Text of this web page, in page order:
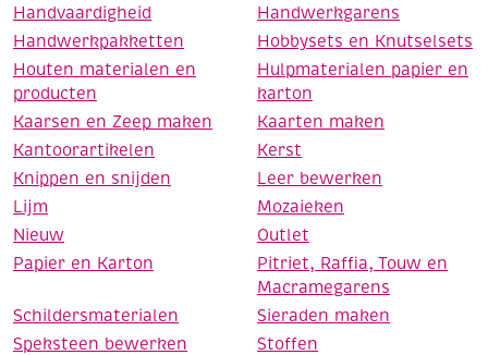
Handvaardigheid
Handwerkgarens
Handwerkpakketten
Hobbysets en Knutselsets
Houten materialen en
producten
Hulpmaterialen papier en
karton
Kaarsen en Zeep maken
Kaarten maken
Kantoorartikelen
Kerst
Knippen en snijden
Leer bewerken
Lijm
Mozaieken
Nieuw
Outlet
Papier en Karton
Pitriet, Raffia, Touw en
Macramegarens
Schildersmaterialen
Sieraden maken
Speksteen bewerken
Stoffen